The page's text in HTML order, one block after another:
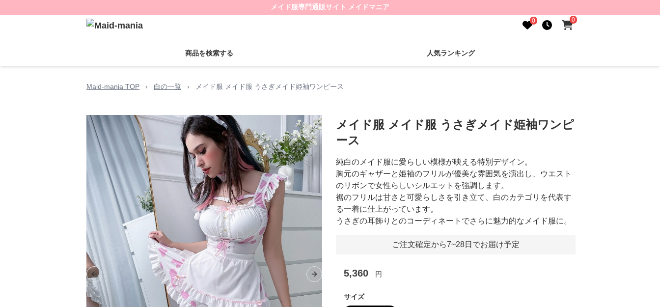
メイド服専門通販サイト メイドマニア
0 0
商品を検索する 人気ランキング
Maid-mania TOP › 白の一覧 › メイド服 メイド服 うさぎメイド姫袖ワンピース
Previous slide Next slide
メイド服 メイド服 うさぎメイド姫袖ワンピ
ース
純白のメイド服に愛らしい模様が映える特別デザイン。
胸元のギャザーと姫袖のフリルが優美な雰囲気を演出し、ウエスト
のリボンで女性らしいシルエットを強調します。
裾のフリルは甘さと可愛らしさを引き立て、白のカテゴリを代表す
る一着に仕上がっています。
うさぎの耳飾りとのコーディネートでさらに魅力的なメイド服に。
ご注文確定から7~28日でお届け予定
5,360 円
サイズ